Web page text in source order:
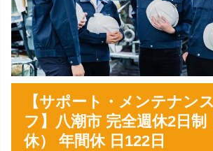
【サポート・メンテナン
フ】八潮市 完全週休2日制
休） 年間休 日122日